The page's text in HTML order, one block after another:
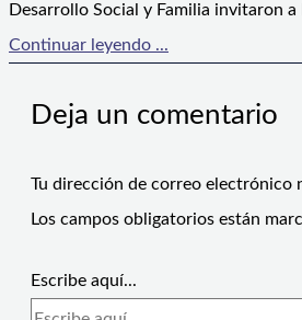
Desarrollo Social y Familia invitaron
Continuar leyendo ...
Deja un comentario
Tu dirección de correo electrónico
Los campos obligatorios están
Escribe aquí...